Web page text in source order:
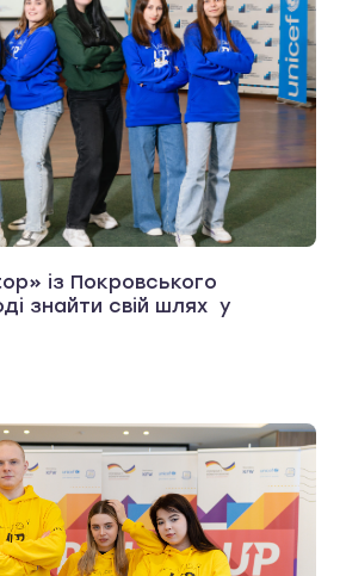
із Покровського
знайти свій шлях у